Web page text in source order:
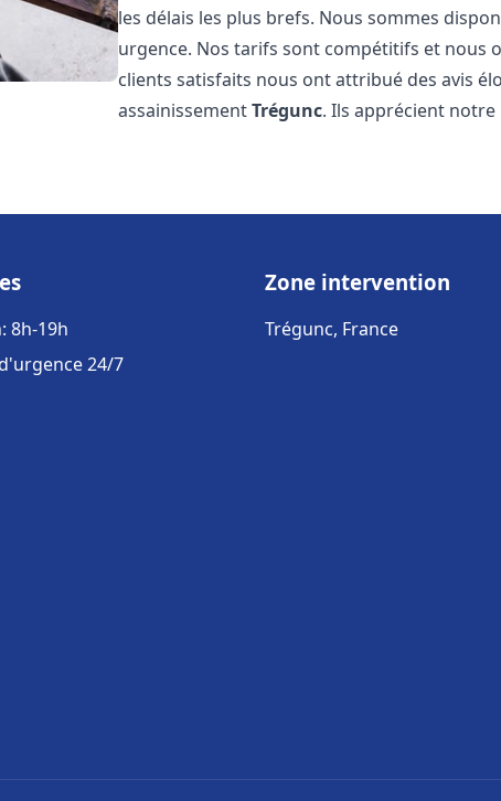
les délais les plus brefs. Nous sommes
urgence. Nos tarifs sont compétitifs et nous
clients satisfaits nous ont attribué des avis
assainissementTrégunc. Ils apprécient notre
8h-19h
24/7
Zone intervention
Trégunc, France